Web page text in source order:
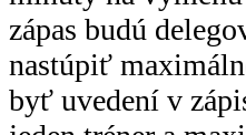
zápas budú
nastúpiť
byť uvedení v